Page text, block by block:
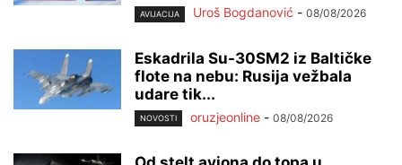
AVIJACIJA Uroš Bogdanović - 08/08/2026
Eskadrila Su-30SM2 iz Baltičke
flote na nebu: Rusija vežbala
udare tik...
NOVOSTI oruzjeonline - 08/08/2026